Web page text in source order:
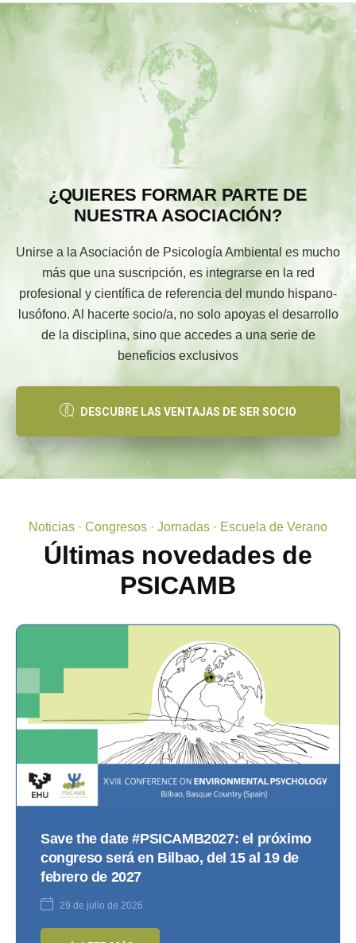
¿QUIERES FORMAR PARTE DE
NUESTRA ASOCIACIÓN?
Unirse a la Asociación de Psicología Ambiental es mucho
más que una suscripción, es integrarse en la red
profesional y científica de referencia del mundo hispano-
lusófono. Al hacerte socio/a, no solo apoyas el desarrollo
de la disciplina, sino que accedes a una serie de
beneficios exclusivos
DESCUBRE LAS VENTAJAS DE SER SOCIO
Noticias · Congresos · Jornadas · Escuela de Verano
Últimas novedades de
PSICAMB
Save the date #PSICAMB2027: el próximo
congreso será en Bilbao, del 15 al 19 de
febrero de 2027
29 de julio de 2026